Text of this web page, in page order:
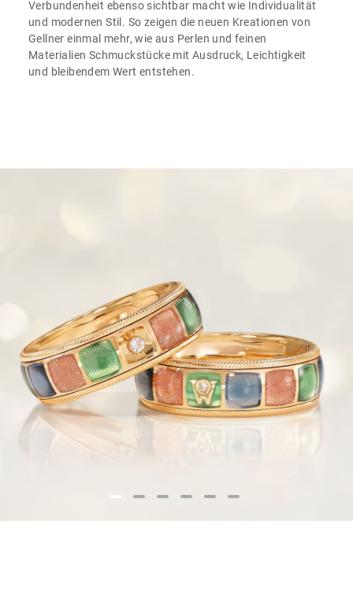
Verbundenheit ebenso sichtbar macht wie Individualität
und modernen Stil. So zeigen die neuen Kreationen von
Gellner einmal mehr, wie aus Perlen und feinen
Materialien Schmuckstücke mit Ausdruck, Leichtigkeit
und bleibendem Wert entstehen.